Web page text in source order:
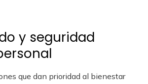
y seguridad
que dan prioridad al bienestar